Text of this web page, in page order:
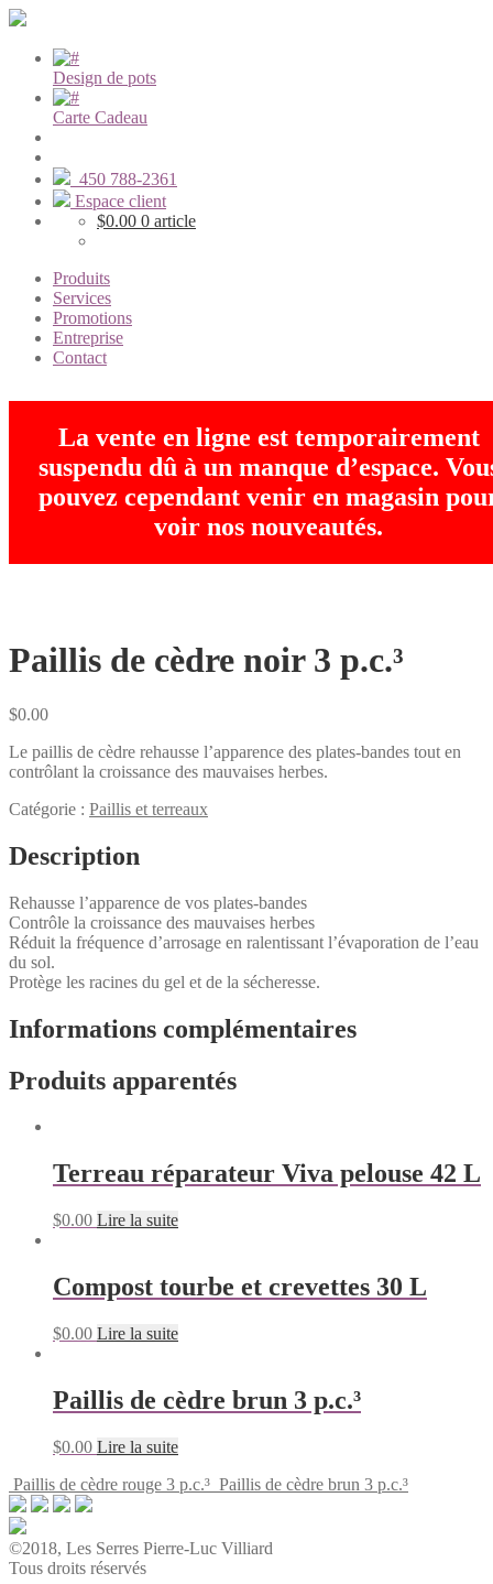
Design de pots
Carte Cadeau
450 788-2361
Espace client
$0.00 0 article
Produits
Services
Promotions
Entreprise
Contact
La vente en ligne est temporairement
suspendu dû à un manque d’espace.
pouvez cependant venir en magasin
voir nos nouveautés.
Paillis de cèdre noir 3 p.c.³
$0.00
Le paillis de cèdre rehausse l’apparence des plates-bandes tout en
contrôlant la croissance des mauvaises herbes.
Catégorie : Paillis et terreaux
Description
Rehausse l’apparence de vos plates-bandes
Contrôle la croissance des mauvaises herbes
Réduit la fréquence d’arrosage en ralentissant l’évaporation de l’eau
du sol.
Protège les racines du gel et de la sécheresse.
Informations complémentaires
Produits apparentés
Terreau réparateur Viva pelouse 42 L
$0.00 Lire la suite
Compost tourbe et crevettes 30 L
$0.00 Lire la suite
Paillis de cèdre brun 3 p.c.³
$0.00 Lire la suite
Paillis de cèdre rouge 3 p.c.³ Paillis de cèdre brun 3 p.c.³
©2018, Les Serres Pierre-Luc Villiard
Tous droits réservés